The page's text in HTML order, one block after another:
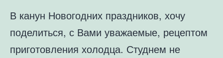
В канун Новогодних праздников, хочу
поделиться, с Вами уважаемые, рецептом
приготовления холодца. Студнем не